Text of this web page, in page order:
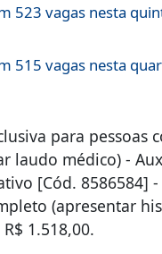
523 vagas nesta
515 vagas nesta
para pessoas
laudo médico) -
[Cód. 8586584]
(apresentar
R$ 1.518,00.